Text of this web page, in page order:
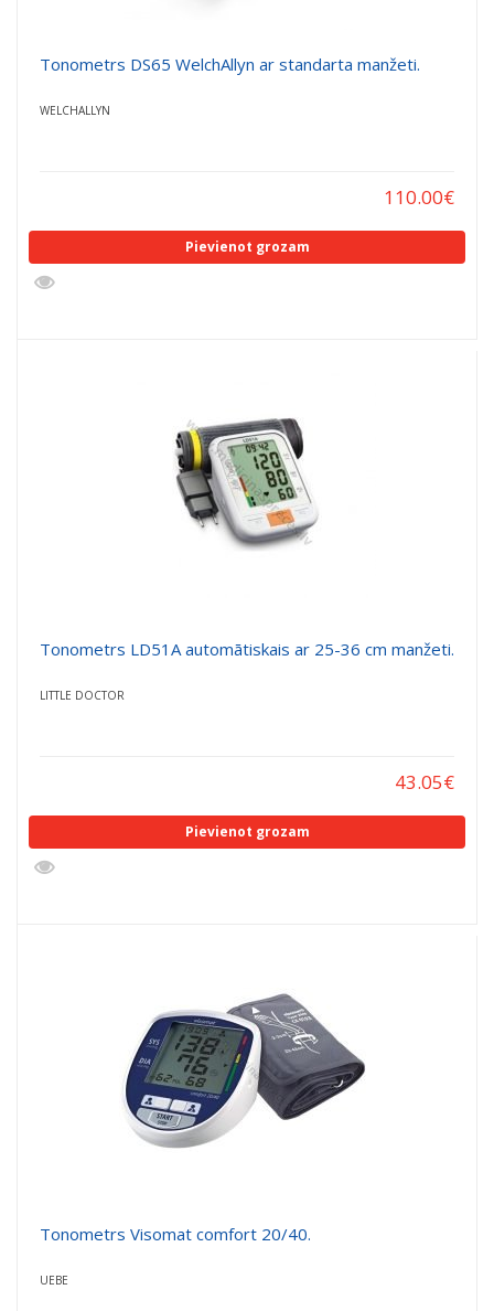
Tonometrs DS65 WelchAllyn ar standarta manžeti.
WELCHALLYN
110.00€
Pievienot grozam
Tonometrs LD51A automātiskais ar 25-36 cm manžeti.
LITTLE DOCTOR
43.05€
Pievienot grozam
Tonometrs Visomat comfort 20/40.
UEBE